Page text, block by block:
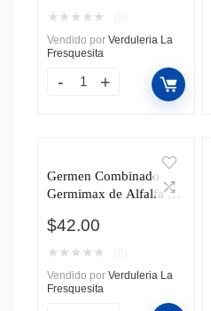
★ ★ ★ ★ ★
Vendido por Verduleria La
Fresquesita
Germen Combinado
Germimax de Alfalfa y
$42.00
★ ★ ★ ★ ★
Vendido por Verduleria La
Fresquesita